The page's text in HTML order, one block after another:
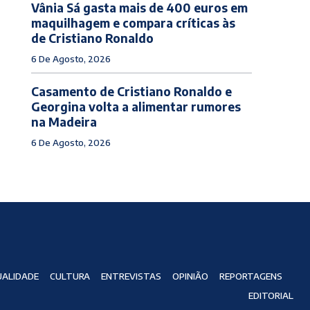
Vânia Sá gasta mais de 400 euros em
maquilhagem e compara críticas às
de Cristiano Ronaldo
6 De Agosto, 2026
Casamento de Cristiano Ronaldo e
Georgina volta a alimentar rumores
na Madeira
6 De Agosto, 2026
CULTURA ENTREVISTAS OPINIÃO
REPORTAGENS
EDITORIAL